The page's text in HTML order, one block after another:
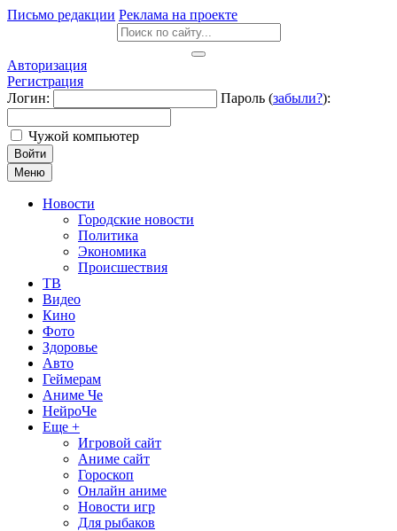
Письмо редакции Реклама на проекте
Авторизация
Регистрация
Логин:
Пароль (забыли?):
Чужой компьютер
Войти
Меню
Новости
Городские новости
Политика
Экономика
Происшествия
ТВ
Видео
Кино
Фото
Здоровье
Авто
Геймерам
Аниме Че
НейроЧе
Еще +
Игровой сайт
Аниме сайт
Гороскоп
Онлайн аниме
Новости игр
Для рыбаков